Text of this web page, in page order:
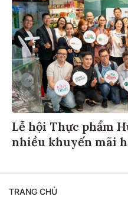
Lễ hội Thực phẩm
nhiều khuyến mãi
TRANG CHỦ